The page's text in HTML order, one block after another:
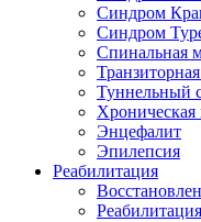
Синдром
Синдром
Спинальная
Туннельный
Энцефалит
Эпилепсия
Реабилитация